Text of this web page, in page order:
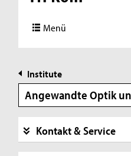
Menü
Institute
Angewandte Optik
Kontakt & Service